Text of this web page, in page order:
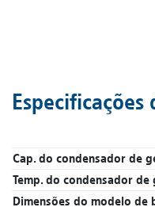
Cap. do condensador de
Temp. do condensador de
Dimensões do modelo de